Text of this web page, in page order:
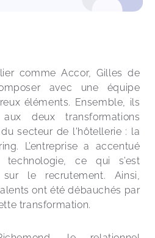
comme Accor, Gilles de
avec une équipe
éléments. Ensemble, ils
deux transformations
secteur de l'hôtellerie : la
L’entreprise a accentué
ce qui s’est
sur le recrutement. Ainsi,
ont été débauchés par
transformation.